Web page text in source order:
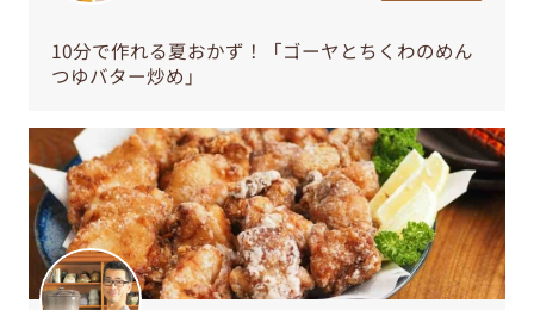
10分で作れる夏おかず！「ゴーヤとちくわのめん
つゆバター炒め」